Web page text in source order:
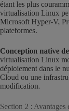
étant les plus
virtualisation Linux
Microsoft Hyper-V,
plateformes.
Conception native
virtualisation Linux
déploiement dans le
Cloud ou une
modification.
Section 2 :